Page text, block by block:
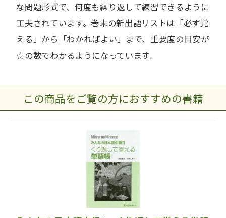
な問題形式で、何度も繰り返して練習できるように
工夫されています。巻末の新出語リストは「必ず覚
える」から「わかればよい」まで、重要度の目安が
☆の数でわかるようになっています。
この商品をご覧の方におすすめの書籍